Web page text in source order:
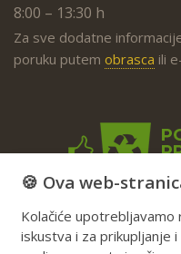
8:00 – 13:30 h
Za sve dodatne
poruku putem obrasca ili
🍪 Ova web-
Kolačiće upotrebljavamo
iskustva i za prikupljanje